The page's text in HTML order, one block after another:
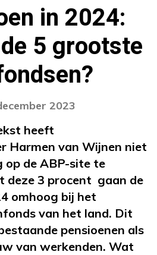
in 2024:
5 grootste
2023
heeft
Harmen van Wijnen niet
op de ABP-site te
deze 3 procent gaan de
omhoog bij het
van het land. Dit
pensioenen als
van werkenden. Wat